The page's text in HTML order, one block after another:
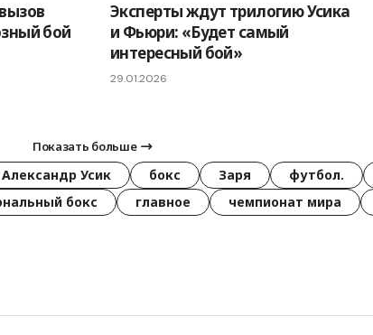
бой
Эксперты ждут трилогию Усика
и Фьюри: «Будет самый
интересный бой»
29.01.2026
Показать больше
Александр Усик бокс Заря футбол.
бокс главное чемпионат мира